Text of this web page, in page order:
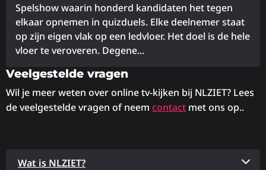
Spelshow waarin honderd kandidaten het tegen
elkaar opnemen in quizduels. Elke deelnemer staat
op zijn eigen vlak op een ledvloer. Het doel is de hele
vloer te veroveren. Degene...
Lees
meer
over
Veelgestelde vragen
Wil je meer weten over online tv-kijken bij NLZIET? Lees
de veelgestelde vragen of neem contact met ons op..
Wat is NLZIET?